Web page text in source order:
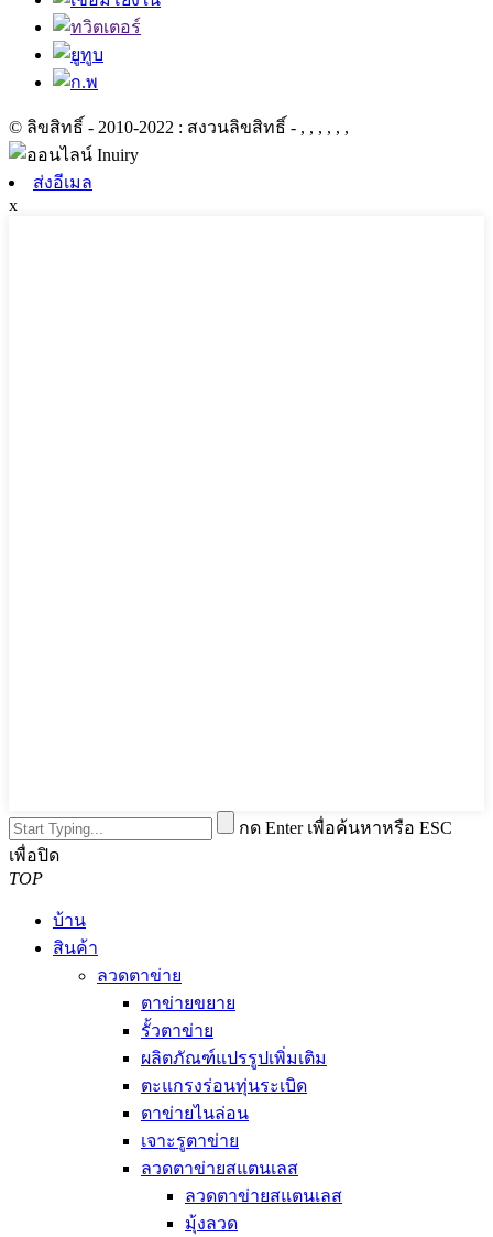
© ลิขสิทธิ์ - 2010-2022 : สงวนลิขสิทธิ์ - , , , , , ,
ส่งอีเมล
x
กด Enter เพื่อค้นหาหรือ ESC
เพื่อปิด
TOP
บ้าน
สินค้า
ลวดตาข่าย
ตาข่ายขยาย
รั้วตาข่าย
ผลิตภัณฑ์แปรรูปเพิ่มเติม
ตะแกรงร่อนทุ่นระเบิด
ตาข่ายไนล่อน
เจาะรูตาข่าย
ลวดตาข่ายสแตนเลส
ลวดตาข่ายสแตนเลส
มุ้งลวด